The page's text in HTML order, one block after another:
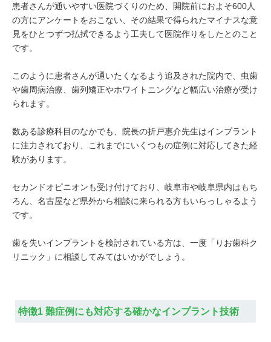
患者さんが通いやすい医院づくりのため、開院前におよそ600人
の方にアンケートをおこない、その結果で得られたマイナスな意
見をひとつずつ払拭できるよう工夫して医院作りをしたとのこと
です。
このように患者さんが通いたくなるよう追及された院内で、虫歯
や歯周病治療、歯列矯正やホワイトニングなど幅広い治療が受け
られます。
数ある診療科目のなかでも、院長の折戸惠介先生はインプラント
に注力されており、これまでにいくつもの症例に対応してきた経
験があります。
セカンドオピニオンも受け付けており、岐阜市や岐阜県内はもち
ろん、名古屋など県外から相談に来られる方もいらっしゃるよう
です。
歯を失いインプラントを検討されている方は、一度「りお歯科ク
リニック」に相談してみてはいかがでしょう。
特徴1 難症例にも対応する確かなインプラント技術